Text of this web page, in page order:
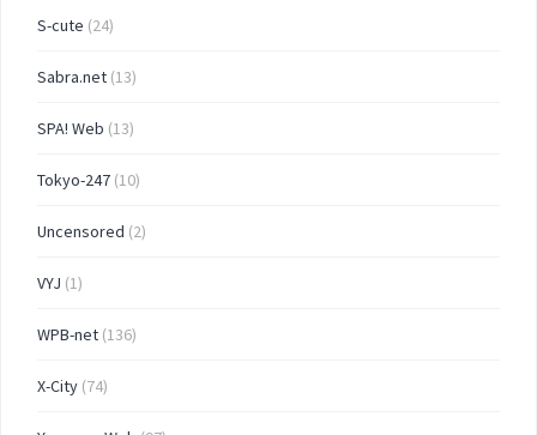
S-cute (24)
Sabra.net (13)
SPA! Web (13)
Tokyo-247 (10)
Uncensored (2)
VYJ (1)
WPB-net (136)
X-City (74)